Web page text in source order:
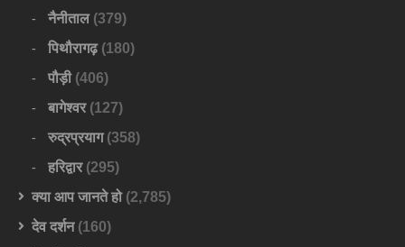
नैनीताल(379)
पिथौरागढ़(180)
पौड़ी(406)
बागेश्वर(127)
रुद्रप्रयाग(358)
हरिद्वार(295)
क्या आप जानते हो(2,785)
देव दर्शन(160)